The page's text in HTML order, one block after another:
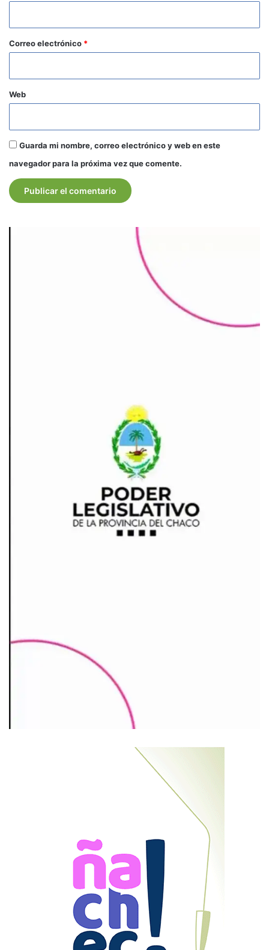
o
*
Correo electrónico *
Web
Guarda mi nombre, correo electrónico y web en este
navegador para la próxima vez que comente.